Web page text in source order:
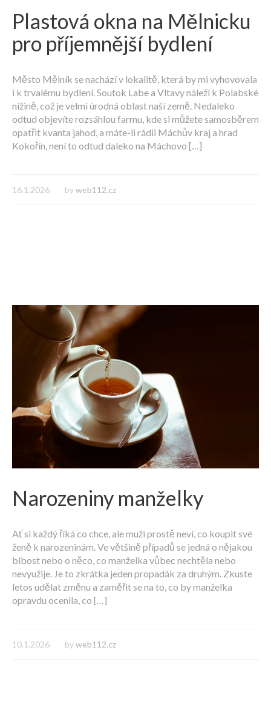
Plastová okna na Mělnicku
pro příjemnější bydlení
Město Mělník se nachází v lokalitě, která by mi vyhovovala
i k trvalému bydlení. Soutok Labe a Vltavy náleží k Polabské
nížině, což je velmi úrodná oblast naší země. Nedaleko
odtud objevíte rozsáhlou farmu, kde si můžete samosběrem
opatřit kvanta jahod, a máte-li rádii Máchův kraj a hrad
Kokořín, není to odtud daleko na Máchovo […]
16.1.2026 byweb112.cz
Narozeniny manželky
Ať si každý říká co chce, ale muži prostě neví, co koupit své
ženě k narozeninám. Ve většině případů se jedná o nějakou
blbost nebo o něco, co manželka vůbec nechtěla nebo
nevyužije. Je to zkrátka jeden propadák za druhým. Zkuste
letos udělat změnu a zaměřit se na to, co by manželka
opravdu ocenila, co […]
10.1.2026 byweb112.cz